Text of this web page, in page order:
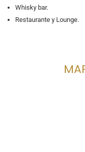
Whisky bar.
Restaurante y Lounge.